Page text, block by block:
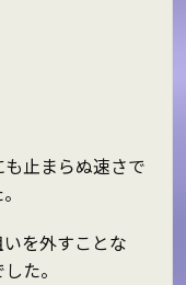
止まらぬ速さで
を外すことな
た。